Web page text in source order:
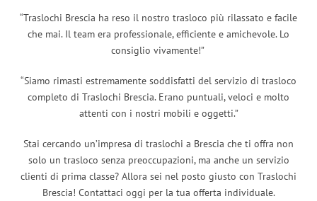
“Traslochi Brescia ha reso il nostro trasloco più rilassato e facile
che mai. Il team era professionale, efficiente e amichevole. Lo
consiglio vivamente!”
“Siamo rimasti estremamente soddisfatti del servizio di trasloco
completo di Traslochi Brescia. Erano puntuali, veloci e molto
attenti con i nostri mobili e oggetti.”
Stai cercando un’impresa di traslochi a Brescia che ti offra non
solo un trasloco senza preoccupazioni, ma anche un servizio
clienti di prima classe? Allora sei nel posto giusto con Traslochi
Brescia! Contattaci oggi per la tua offerta individuale.